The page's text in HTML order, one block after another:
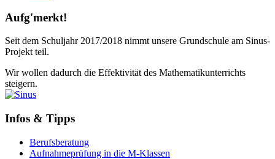
Aufg'merkt!
Seit dem Schuljahr 2017/2018 nimmt unsere Grundschule am Sinus-
Projekt teil.
Wir wollen dadurch die Effektivität des Mathematikunterrichts
steigern.
Infos & Tipps
Berufsberatung
Aufnahmeprüfung in die M-Klassen